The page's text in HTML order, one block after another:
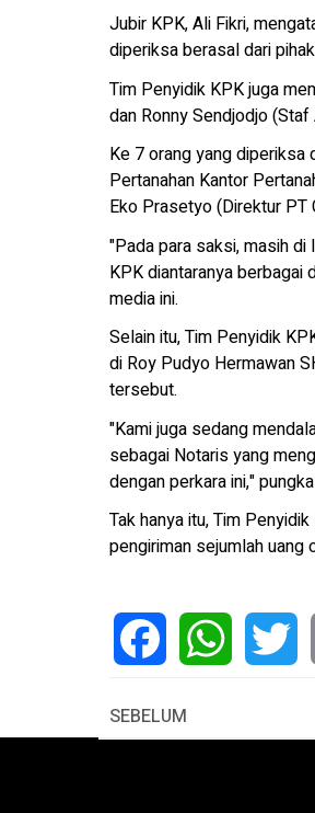
Jubir KPK, Ali Fikri,
diperiksa berasal dari
Tim Penyidik KPK juga
dan Ronny Sendjodjo
Ke 7 orang yang diperiksa
Pertanahan Kantor
Eko Prasetyo (Direktur PT
"Pada para saksi, masih
KPK diantaranya berbagai
media ini.
Selain itu, Tim Penyidik
di Roy Pudyo Hermawan
tersebut.
"Kami juga sedang
sebagai Notaris yang
dengan perkara ini,"
Tak hanya itu, Tim
pengiriman sejumlah uang
SEBELUM